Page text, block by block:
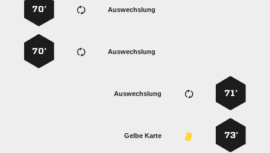
Auswechslung
70’
Auswechslung
70’
71’
Auswechslung
73’
Gelbe Karte